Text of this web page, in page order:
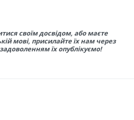
своїм досвідом, або маєте
мові, присилайте їх нам через
їх опублікуємо!